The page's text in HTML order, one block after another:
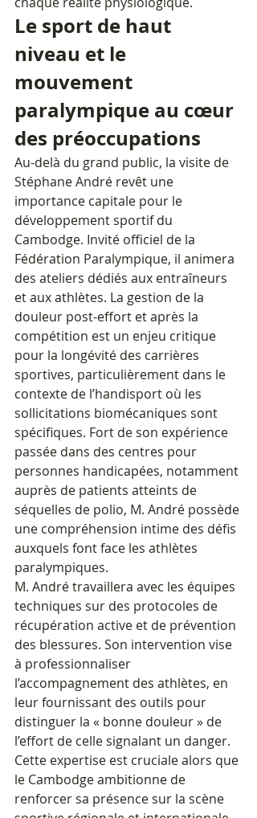
Le sport de haut
niveau et le
mouvement
paralympique au cœur
des préoccupations
Au-delà du grand public, la visite de
Stéphane André revêt une
importance capitale pour le
développement sportif du
Cambodge. Invité officiel de la
Fédération Paralympique, il animera
des ateliers dédiés aux entraîneurs
et aux athlètes. La gestion de la
douleur post-effort et après la
compétition est un enjeu critique
pour la longévité des carrières
sportives, particulièrement dans le
contexte de l’handisport où les
sollicitations biomécaniques sont
spécifiques. Fort de son expérience
passée dans des centres pour
personnes handicapées, notamment
auprès de patients atteints de
séquelles de polio, M. André possède
une compréhension intime des défis
auxquels font face les athlètes
paralympiques.
M. André travaillera avec les équipes
techniques sur des protocoles de
récupération active et de prévention
des blessures. Son intervention vise
à professionnaliser
l’accompagnement des athlètes, en
leur fournissant des outils pour
distinguer la « bonne douleur » de
l’effort de celle signalant un danger.
Cette expertise est cruciale alors que
le Cambodge ambitionne de
renforcer sa présence sur la scène